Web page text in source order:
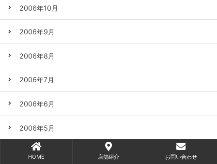
2006年10月
2006年9月
2006年8月
2006年7月
2006年6月
2006年5月
2006年4月
HOME 店舗紹介 お問い合わせ